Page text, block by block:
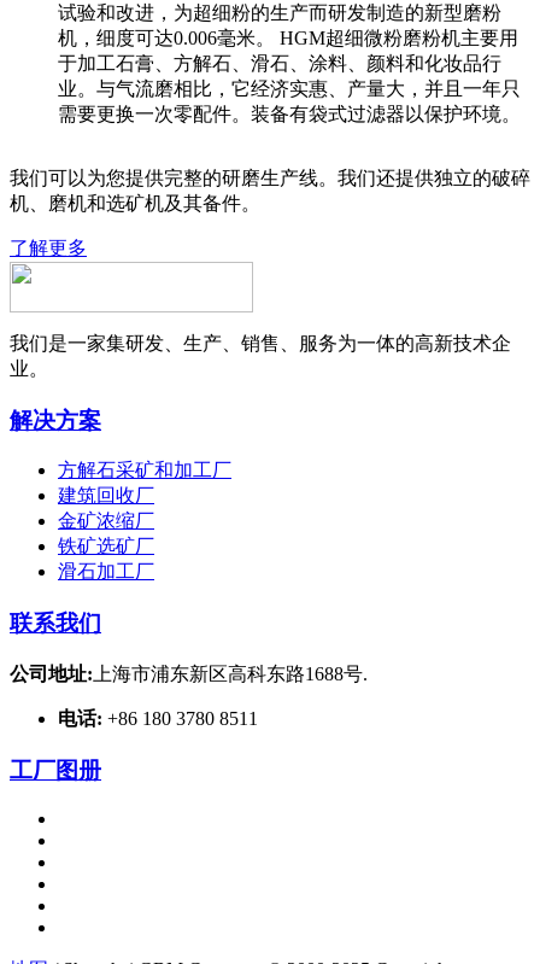
试验和改进，为超细粉的生产而研发制造的新型磨粉
机，细度可达0.006毫米。 HGM超细微粉磨粉机主要用
于加工石膏、方解石、滑石、涂料、颜料和化妆品行
业。与气流磨相比，它经济实惠、产量大，并且一年只
需要更换一次零配件。装备有袋式过滤器以保护环境。
我们可以为您提供完整的研磨生产线。我们还提供独立的破碎
机、磨机和选矿机及其备件。
了解更多
我们是一家集研发、生产、销售、服务为一体的高新技术企
业。
解决方案
方解石采矿和加工厂
建筑回收厂
金矿浓缩厂
铁矿选矿厂
滑石加工厂
联系我们
公司地址: 上海市浦东新区高科东路1688号.
电话: +86 180 3780 8511
工厂图册